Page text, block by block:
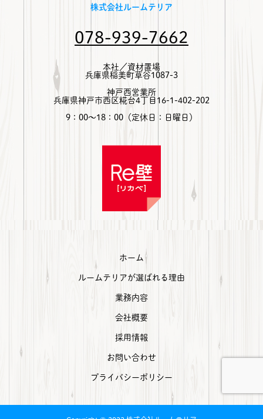
株式会社ルームテリア
078-939-7662
本社／資材置場
兵庫県稲美町草谷1087-3
神戸西営業所
兵庫県神戸市西区糀台4丁目16-1-402-202
9：00～18：00（定休日：日曜日）
ホーム
ルームテリアが選ばれる理由
業務内容
会社概要
採用情報
お問い合わせ
プライバシーポリシー